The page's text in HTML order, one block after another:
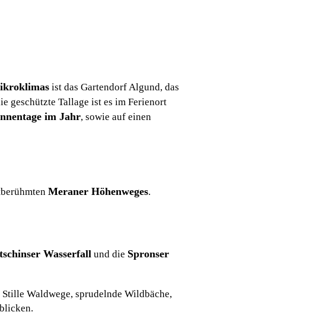
ist das Gartendorf Algund, das
geschützte Tallage ist es im Ferienort
im Jahr, sowie auf einen
Meraner Höhenweges.
Wasserfall und die Spronser
Waldwege, sprudelnde Wildbäche,